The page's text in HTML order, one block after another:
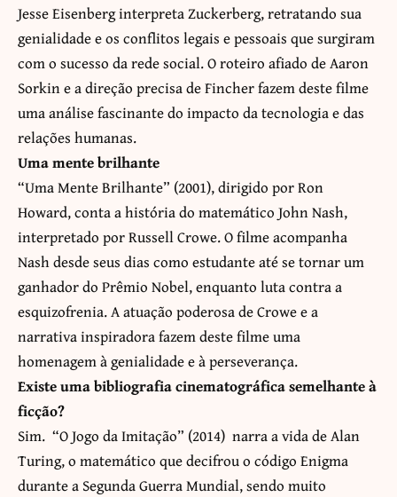
Jesse Eisenberg interpreta Zuckerberg, retratando sua
genialidade e os conflitos legais e pessoais que surgiram
com o sucesso da rede social. O roteiro afiado de Aaron
Sorkin e a direção precisa de Fincher fazem deste filme
uma análise fascinante do impacto da tecnologia e das
relações humanas.
Uma mente brilhante
“Uma Mente Brilhante” (2001), dirigido por Ron
Howard, conta a história do matemático John Nash,
interpretado por Russell Crowe. O filme acompanha
Nash desde seus dias como estudante até se tornar um
ganhador do Prêmio Nobel, enquanto luta contra a
esquizofrenia. A atuação poderosa de Crowe e a
narrativa inspiradora fazem deste filme uma
homenagem à genialidade e à perseverança.
Existe uma bibliografia cinematográfica semelhante à
ficção?
Sim. “O Jogo da Imitação” (2014) narra a vida de Alan
Turing, o matemático que decifrou o código Enigma
durante a Segunda Guerra Mundial, sendo muito